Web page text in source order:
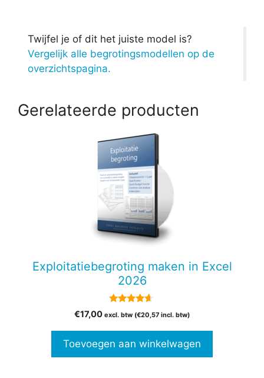
Twijfel je of dit het juiste model is?
Vergelijk alle begrotingsmodellen op de
overzichtspagina.
Gerelateerde producten
Exploitatiebegroting maken in Excel
2026
4.50
van 5
€17,00 excl. btw (€20,57 incl. btw)
Toevoegen aan winkelwagen